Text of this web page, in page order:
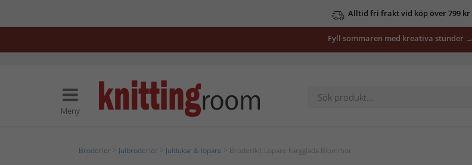
Alltid fri frakt vid köp över 799 kr
Fyll sommaren med kreativa stunder →
Meny
Broderier Julbroderier Juldukar & löpare > Broderikit Löpare Färgglada Blommor